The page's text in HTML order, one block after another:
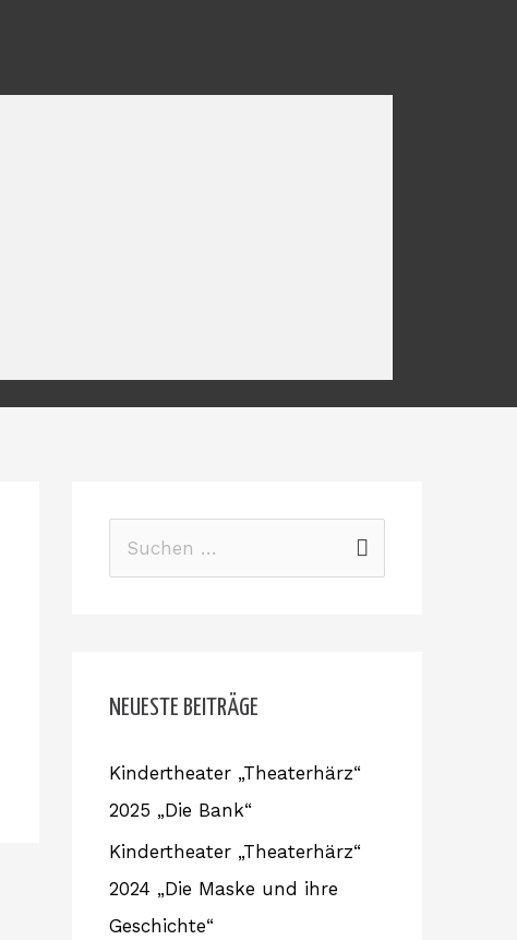
e
n
a
c
h
:
NEUESTE BEITRÄGE
Kindertheater „Theaterhärz“
2025 „Die Bank“
Kindertheater „Theaterhärz“
2024 „Die Maske und ihre
Geschichte“